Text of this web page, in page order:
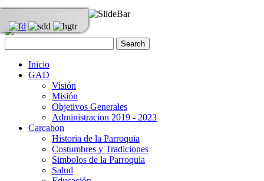
Inicio
GAD
Visión
Misión
Objetivos Generales
Administracion 2019 - 2023
Carcabon
Historia de la Parroquia
Costumbres y Tradiciones
Simbolos de la Parroquia
Salud